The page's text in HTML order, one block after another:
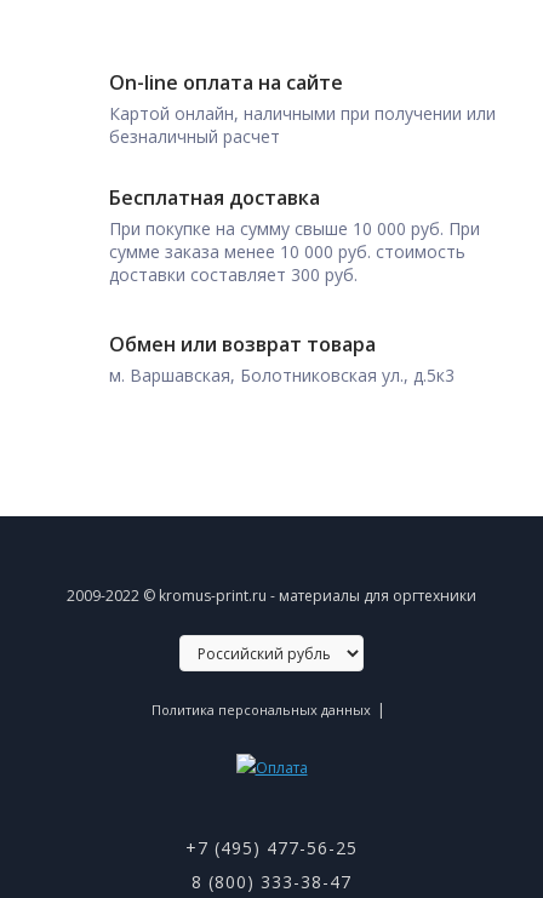
On-line оплата на сайте
Картой онлайн, наличными при получении или
безналичный расчет
Бесплатная доставка
При покупке на сумму свыше 10 000 руб. При
сумме заказа менее 10 000 руб. стоимость
доставки составляет 300 руб.
Обмен или возврат товара
м. Варшавская, Болотниковская ул., д.5к3
2009-2022 © kromus-print.ru - материалы для оргтехники
Политика персональных данных |
+7 (495) 477-56-25
8 (800) 333-38-47